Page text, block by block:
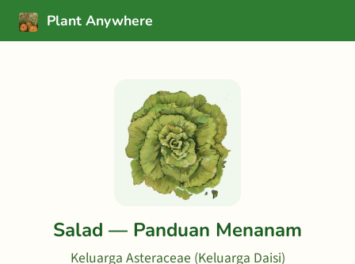
Plant Anywhere
Salad — Panduan Menanam
Keluarga Asteraceae (Keluarga Daisi)